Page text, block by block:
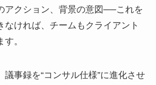
アクション、背景の意図──これを
なければ、チームもクライアント
。
議事録を“コンサル仕様”に進化させ